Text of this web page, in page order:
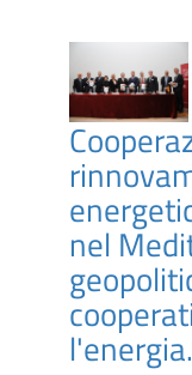
nel
l'energia.